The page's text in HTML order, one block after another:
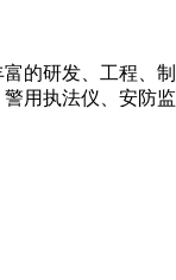
的研发、工程、制
用执法仪、安防监